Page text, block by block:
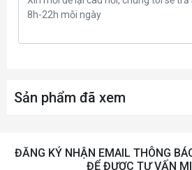
Sản phẩm đã xem
ĐĂNG KÝ NHẬN EMAIL THÔNG
ĐỂ ĐƯỢC TƯ VẤN